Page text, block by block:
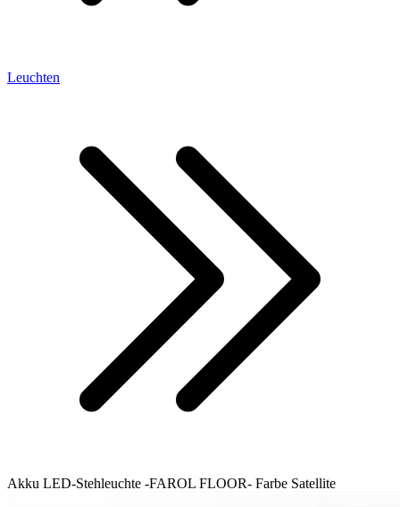
Leuchten
Akku LED-Stehleuchte -FAROL FLOOR- Farbe Satellite